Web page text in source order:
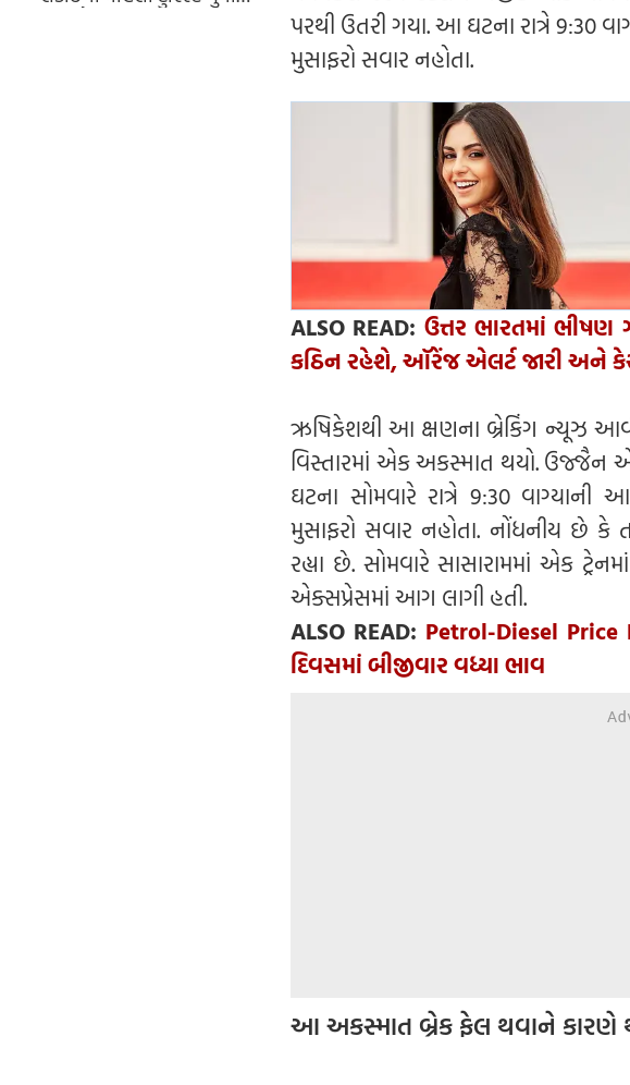
પરથી ઉતરી ગયા. આ ઘટના રાત્રે 9:30
મુસાફરો સવાર નહોતા.
ALSO READ: ઉત્તર ભારતમાં ભીષણ
કઠિન રહેશે, ઑરેંજ એલર્ટ જારી અને
ઋષિકેશથી આ ક્ષણના બ્રેકિંગ ન્યૂઝ
વિસ્તારમાં એક અકસ્માત થયો. ઉજ્જૈન
ઘટના સોમવારે રાત્રે 9:30
મુસાફરો સવાર નહોતા. નોંધનીય છે કે
રહ્યા છે. સોમવારે સાસારામમાં એક
એક્સપ્રેસમાં આગ લાગી હતી.
ALSO READ: Petrol-Diesel
દિવસમાં બીજીવાર વધ્યા ભાવ
આ અકસ્માત બ્રેક ફેલ થવાને કારણે